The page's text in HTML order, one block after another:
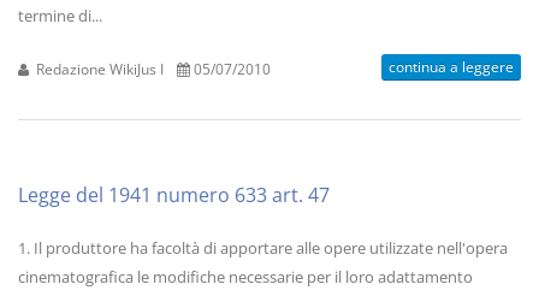
termine di...
Redazione WikiJus I 05/07/2010 continua a leggere
Legge del 1941 numero 633 art. 47
1. Il produttore ha facoltà di apportare alle opere utilizzate nell'opera
cinematografica le modifiche necessarie per il loro adattamento